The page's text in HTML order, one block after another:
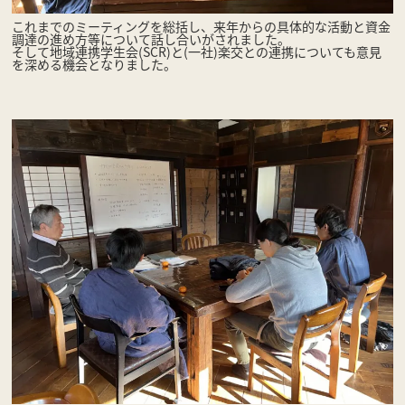
これまでのミーティングを総括し、来年からの具体的な活動と資金
調達の進め方等について話し合いがされました。
そして地域連携学生会(SCR)と(一社)楽交との連携についても意見
を深める機会となりました。